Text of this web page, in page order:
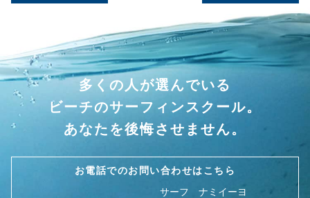
多くの人が選んでいる
ビーチのサーフィンスクール。
あなたを後悔させません。
お電話でのお問い合わせはこちら
サーフ ナミイーヨ